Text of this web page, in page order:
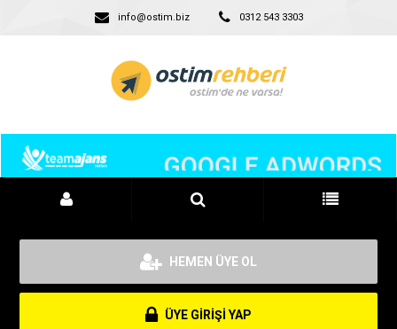
info@ostim.biz 0312 543 3303
HEMEN ÜYE OL
ÜYE GİRİŞİ YAP